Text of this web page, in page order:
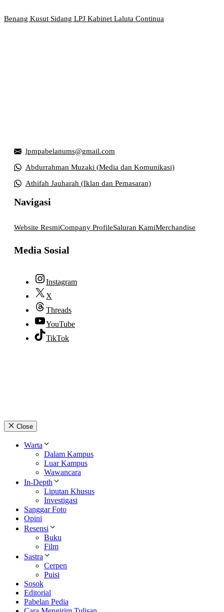
Benang Kusut Sidang LPJ Kabinet Laluta Continua
lpmpabelanums@gmail.com
Abdurrahman Muzaki (Media dan Komunikasi)
Athifah Jauharah (Iklan dan Pemasaran)
Navigasi
Website ResmiCompany ProfileSaluran KamiMerchandise
Media Sosial
Instagram
X
Threads
YouTube
TikTok
Close
Warta
Dalam Kampus
Luar Kampus
Wawancara
In-Depth
Liputan Khusus
Investigasi
Sanggar Foto
Opini
Resensi
Buku
Film
Sastra
Cerpen
Puisi
Sosok
Editorial
Pabelan Pedia